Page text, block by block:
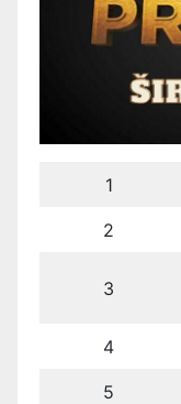
1
2
3
4
5